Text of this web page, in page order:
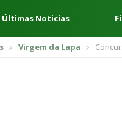
Últimas Noticias
Virgem da Lapa